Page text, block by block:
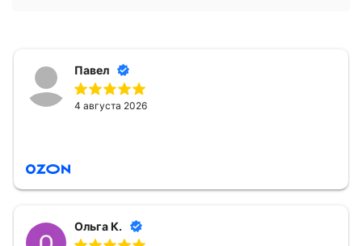
Павел
4 августа 2026
Ольга К.